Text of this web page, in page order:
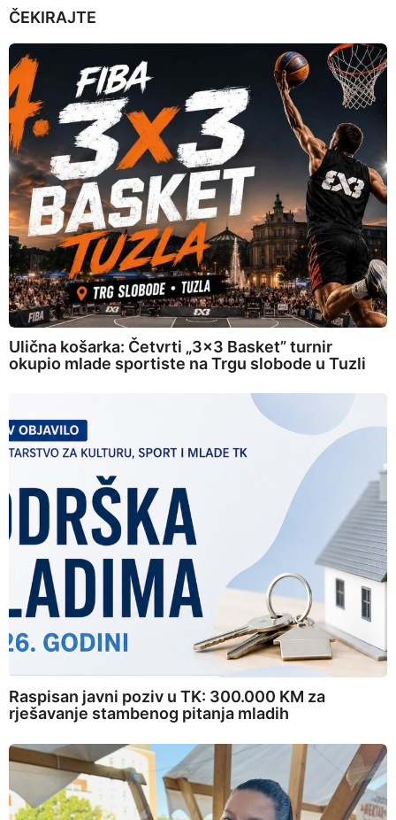
ČEKIRAJTE
Ulična košarka: Četvrti „3×3 Basket” turnir
okupio mlade sportiste na Trgu slobode u Tuzli
Raspisan javni poziv u TK: 300.000 KM za
rješavanje stambenog pitanja mladih